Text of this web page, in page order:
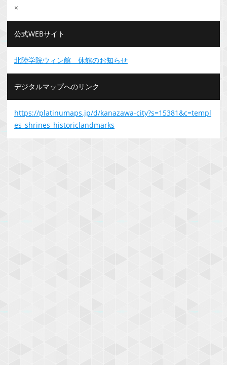
×
公式WEBサイト
北陸学院ウィン館 休館のお知らせ
デジタルマップへのリンク
https://platinumaps.jp/d/kanazawa-city?s=15381&c=templ
es_shrines_historiclandmarks